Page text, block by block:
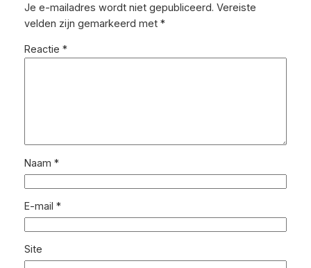
Je e-mailadres wordt niet gepubliceerd. Vereiste
velden zijn gemarkeerd met *
Reactie *
Naam *
E-mail *
Site